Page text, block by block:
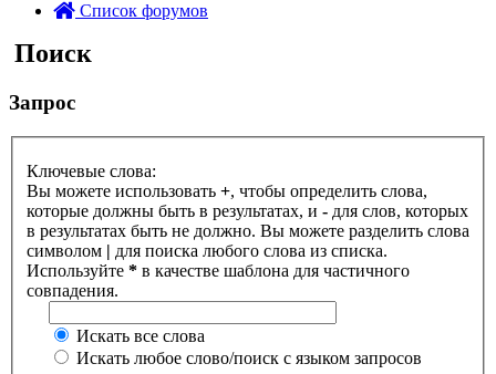
Список форумов
Поиск
Запрос
Ключевые слова:
Вы можете использовать +, чтобы определить слова,
которые должны быть в результатах, и - для слов, которых
в результатах быть не должно. Вы можете разделить слова
символом | для поиска любого слова из списка.
Используйте * в качестве шаблона для частичного
совпадения.
Искать все слова
Искать любое слово/поиск с языком запросов